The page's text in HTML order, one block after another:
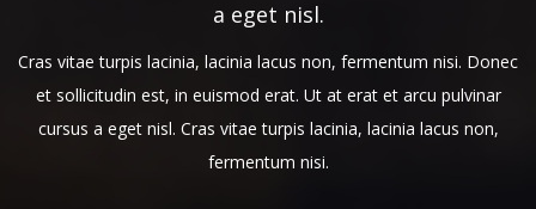
a eget nisl.
Cras vitae turpis lacinia, lacinia lacus non, fermentum nisi. Donec
et sollicitudin est, in euismod erat. Ut at erat et arcu pulvinar
cursus a eget nisl. Cras vitae turpis lacinia, lacinia lacus non,
fermentum nisi.